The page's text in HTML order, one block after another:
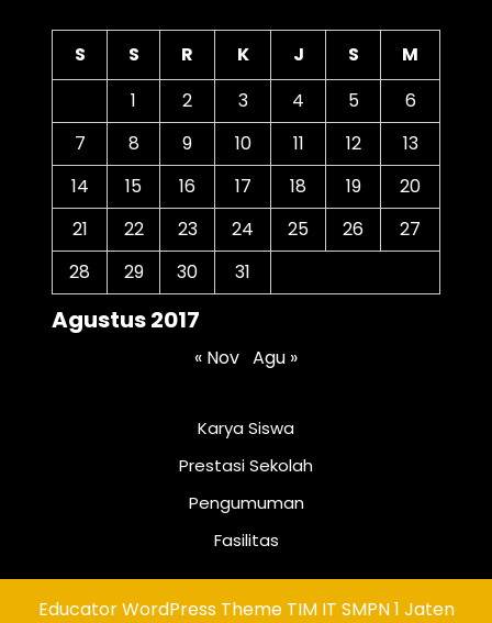
Agustus 2017
S S R K J S
M
1
2 3 4 5
6
7
8 9 10 11 12
13
14
15 16 17 18 19
20
21
22 23 24 25 26
27
28
29 30 31
« Nov Agu »
Karya Siswa
Prestasi Sekolah
Pengumuman
Fasilitas
Educator WordPress ThemeTIM IT SMPN 1 Jaten